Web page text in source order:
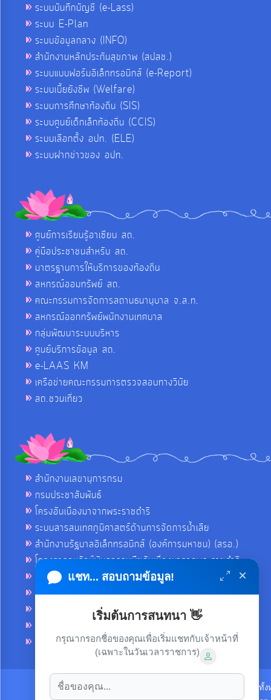
ระบบบันทึกบัญชี (e-Lass)
ระบบ E-Plan
ระบบข้อมูลกลาง (INFO)
สำนักงานหลักประกันสุขภาพ (สปสช.)
ระบบแบบฟอร์มอิเล็กทรอนิกส์ (e-Report)
ระบบเบี้ยยังชีพ (Welfare)
ระบบการศึกษาท้องถิ่น (SIS)
ระบบศูนย์เด็กเล็กท้องถิ่น (CCIS)
ระบบเลือกตั้ง อปท. (ELE)
ระบบฝากข่าวของ อปท.
ศูนย์การเรียนรู้อาเซียน สถ.
คู่มือประชาชนสำหรับ สถ.
มาตรฐานการให้บริการของท้องถิ่น
สหกรณ์ออมทรัพย์ สถ.
คณะกรรมการจัดการสถานธนานุบาล จ.ส.ท.
สหกรณ์ออกทรัพย์พนักงานเทศบาล
กลุ่มพัฒนาระบบบริหาร
ศูนย์บริการข้อมูล สถ.
e-LAAS KM
เครือข่ายคณะกรรมการตรวจสอบทางวินัย
สถ.ชวนเที่ยว
สำนักงานเลขานุการกรม
กรมประชาสัมพันธ์
โครงอันเนื่องมาจากพระราชดำริ
ระบบสารสนเทศภูมิศาสตร์ด้านการจัดการน้ำเสีย
สำนักงานรัฐบาลอิเล็กทรอนิกส์ (องค์การมหาชน) (สรอ.)
โครงการอนุรักษ์พันธุกรรมพืชอันเนื่องมาจากพระราชดำริ
คลังข่าวมหาไทย
คู่มือตาม พ.ร.บ.อำนวยความสดวกฯ
ฐานข้อมูลหน่วยงานภาครัฐ (INFO)
ศูนย์อำนวยการบริหารจังหวัดชายแดนภาคใต้ ศอ.บต.
ลิขสิทธิ์ © 2021-2022 เทศบาลตำบลขามใหญ่ ขอสงวนไว้ซึ่งสิทธิทั้
แชท... สอบถามข้อมูล! ×
เริ่มต้นการสนทนา 👋
กรุณากรอกชื่อของคุณเพื่อเริ่มแชทกับเจ้าหน้าที่
(เฉพาะในวันเวลาราชการ)